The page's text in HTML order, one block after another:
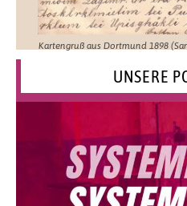
Kartengruß aus Dortmund 1898
UNSERE